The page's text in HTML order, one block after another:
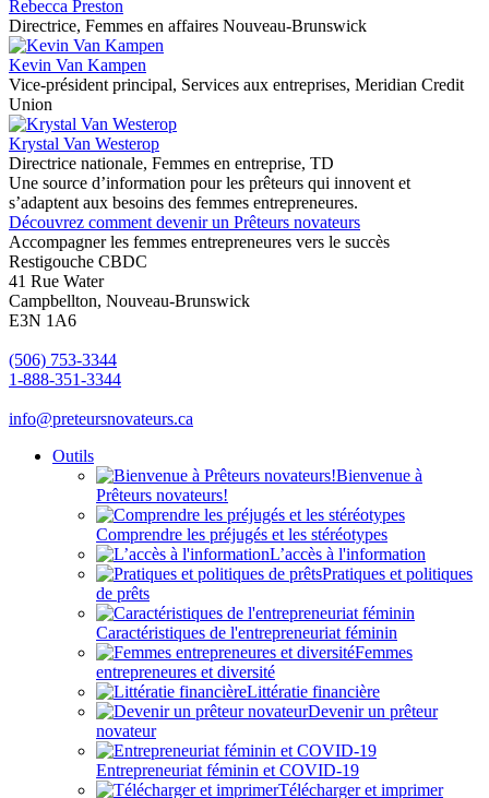
Rebecca Preston
Directrice, Femmes en affaires Nouveau-Brunswick
Kevin Van Kampen
Vice-président principal, Services aux entreprises, Meridian Credit
Union
Krystal Van Westerop
Directrice nationale, Femmes en entreprise, TD
Une source d’information pour les prêteurs qui innovent et
s’adaptent aux besoins des femmes entrepreneures.
Découvrez comment devenir un Prêteurs novateurs
Accompagner les femmes entrepreneures vers le succès
Restigouche CBDC
41 Rue Water
Campbellton, Nouveau-Brunswick
E3N 1A6
(506) 753-3344
1-888-351-3344
info@preteursnovateurs.ca
Outils
Bienvenue à
Prêteurs novateurs!
Comprendre les préjugés et les stéréotypes
L’accès à l'information
Pratiques et politiques
de prêts
Caractéristiques de l'entrepreneuriat féminin
Femmes
entrepreneures et diversité
Littératie financière
Devenir un prêteur
novateur
Entrepreneuriat féminin et COVID-19
Télécharger et imprimer